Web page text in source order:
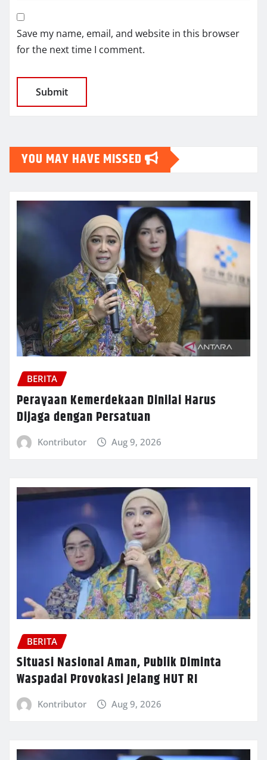
Save my name, email, and website in this browser
for the next time I comment.
YOU MAY HAVE MISSED
BERITA
Perayaan Kemerdekaan Dinilai Harus
Dijaga dengan Persatuan
Kontributor Aug 9, 2026
BERITA
Situasi Nasional Aman, Publik Diminta
Waspadai Provokasi Jelang HUT RI
Kontributor Aug 9, 2026